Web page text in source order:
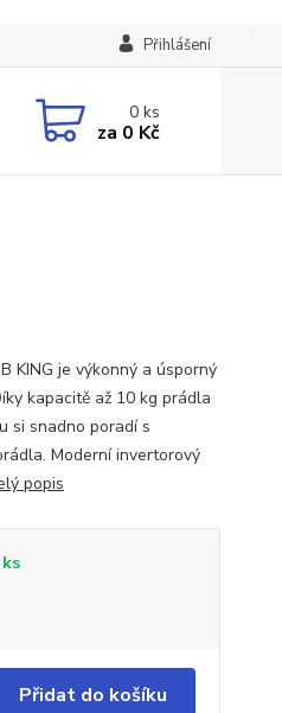
Přihlášení
0ks
za 0 Kč
KING je výkonný a úsporný
kapacitě až 10 kg prádla
si snadno poradí s
Moderní invertorový
popis
Přidat do košíku